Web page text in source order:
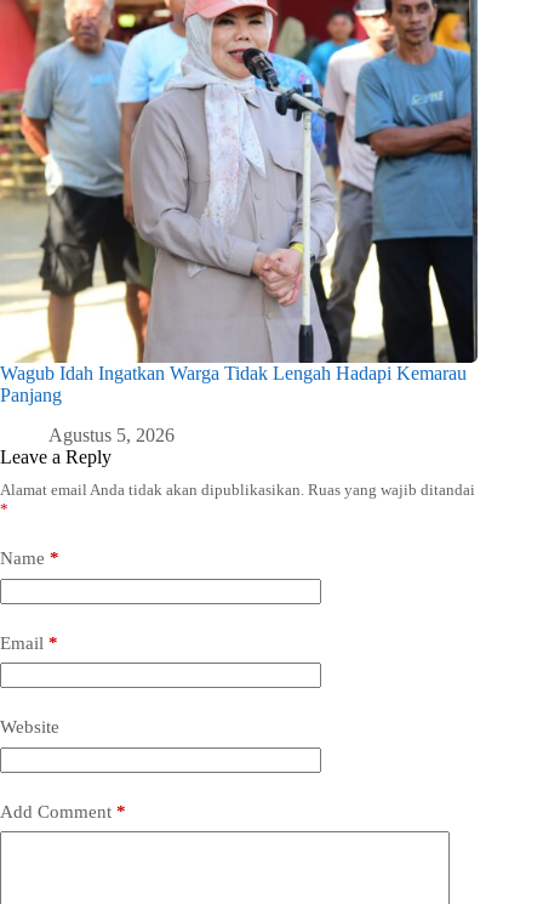
Wagub Idah Ingatkan Warga Tidak Lengah Hadapi Kemarau
Panjang
Agustus 5, 2026
Leave a Reply
Alamat email Anda tidak akan dipublikasikan. Ruas yang wajib ditandai
*
Name *
Email *
Website
Add Comment *